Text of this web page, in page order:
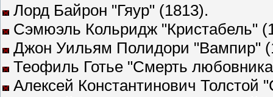
Лорд Байрон "Гяур" (1813).
Сэмюэль Кольридж "Кристабель"
Джон Уильям Полидори "Вампир"
Теофиль Готье "Смерть
Алексей Константинович Толстой